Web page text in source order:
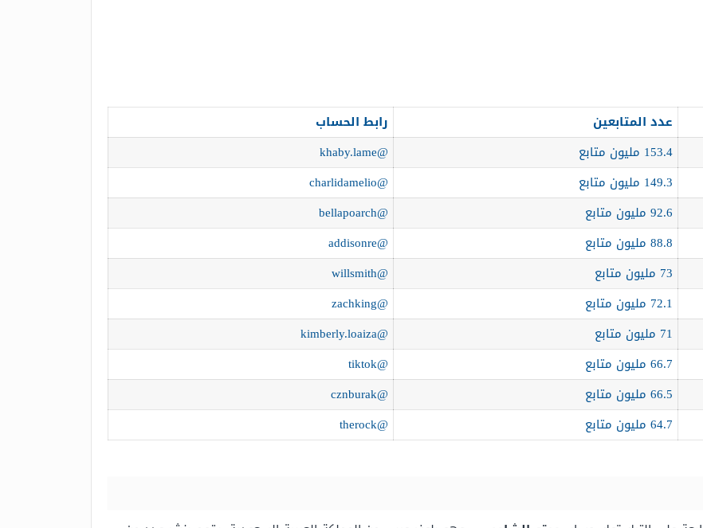
عدد المتابعين
رابط الحساب
153.4 مليون متابع
@khaby.lame
149.3 مليون متابع
@charlidamelio
92.6 مليون متابع
@bellapoarch
88.8 مليون متابع
@addisonre
73 مليون متابع
@willsmith
72.1 مليون متابع
@zachking
71 مليون متابع
@kimberly.loaiza
66.7 مليون متابع
@tiktok
66.5 مليون متابع
@cznburak
64.7 مليون متابع @therock